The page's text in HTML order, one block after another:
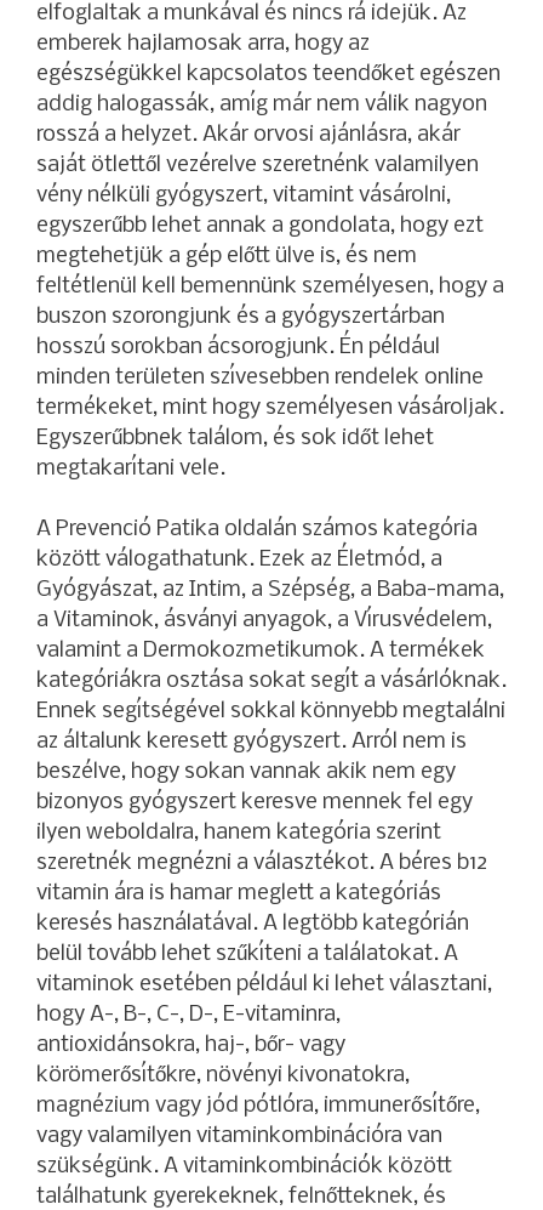
elfoglaltak a munkával és nincs rá idejük. Az
emberek hajlamosak arra, hogy az
egészségükkel kapcsolatos teendőket egészen
addig halogassák, amíg már nem válik nagyon
rosszá a helyzet. Akár orvosi ajánlásra, akár
saját ötlettől vezérelve szeretnénk valamilyen
vény nélküli gyógyszert, vitamint vásárolni,
egyszerűbb lehet annak a gondolata, hogy ezt
megtehetjük a gép előtt ülve is, és nem
feltétlenül kell bemennünk személyesen, hogy a
buszon szorongjunk és a gyógyszertárban
hosszú sorokban ácsorogjunk. Én például
minden területen szívesebben rendelek online
termékeket, mint hogy személyesen vásároljak.
Egyszerűbbnek találom, és sok időt lehet
megtakarítani vele.
A Prevenció Patika oldalán számos kategória
között válogathatunk. Ezek az Életmód, a
Gyógyászat, az Intim, a Szépség, a Baba-mama,
a Vitaminok, ásványi anyagok, a Vírusvédelem,
valamint a Dermokozmetikumok. A termékek
kategóriákra osztása sokat segít a vásárlóknak.
Ennek segítségével sokkal könnyebb megtalálni
az általunk keresett gyógyszert. Arról nem is
beszélve, hogy sokan vannak akik nem egy
bizonyos gyógyszert keresve mennek fel egy
ilyen weboldalra, hanem kategória szerint
szeretnék megnézni a választékot. A béres b12
vitamin ára is hamar meglett a kategóriás
keresés használatával. A legtöbb kategórián
belül tovább lehet szűkíteni a találatokat. A
vitaminok esetében például ki lehet választani,
hogy A-, B-, C-, D-, E-vitaminra,
antioxidánsokra, haj-, bőr- vagy
körömerősítőkre, növényi kivonatokra,
magnézium vagy jód pótlóra, immunerősítőre,
vagy valamilyen vitaminkombinációra van
szükségünk. A vitaminkombinációk között
találhatunk gyerekeknek, felnőtteknek, és